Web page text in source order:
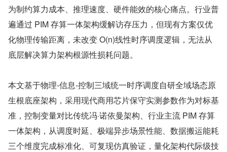
为制约算力成本、推理速度、硬件能效的核心痛点。行业普
遍通过 PIM 存算一体架构缓解访存压力，但现有方案仅优
化物理传输距离，未改变 O(n)线性时序调度逻辑，无法从
底层解决算力架构根源性损耗问题。
本文基于物理‑信息‑控制三域统一时序调度自研全域场态原
生根底座架构，采用现代商用芯片保守实测参数作为对标基
准，控制变量对比传统冯·诺依曼架构、行业主流 PIM 存算
一体架构，从调度时延、极端异步场景性能、数据搬运能耗
三个维度完成标准化、可复现仿真验证，量化架构代际级技